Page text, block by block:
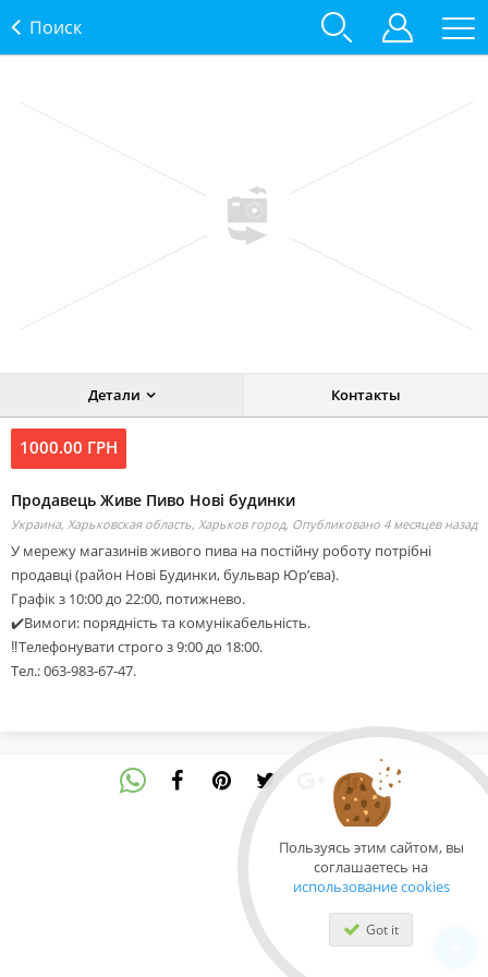
Пользуясь этим сайтом, вы
соглашаетесь на
использование cookies
Got it
Поиск
Детали Контакты
1000.00 ГРН
Продавець Живе Пиво Нові будинки
Украина, Харьковская область, Харьков город, Опубликовано 4 месяцев назад
У мережу магазинів живого пива на постійну роботу потрібні
продавці (район Нові Будинки, бульвар Юр’єва).
Графік з 10:00 до 22:00, потижнево.
✔️Вимоги: порядність та комунікабельність.
‼️Телефонувати строго з 9:00 до 18:00.
Тел.: 063-983-67-47.